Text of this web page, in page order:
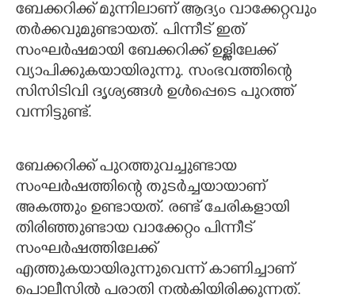
ബേക്കറിക്ക് മുന്നിലാണ് ആദ്യം വാക്കേറ്റവും
തര്‍ക്കവുമുണ്ടായത്. പിന്നീട് ഇത്
സംഘര്‍ഷമായി ബേക്കറിക്ക് ഉള്ളിലേക്ക്
വ്യാപിക്കുകയായിരുന്നു. സംഭവത്തിന്റെ
സിസിടിവി ദൃശ്യങ്ങള്‍ ഉള്‍പ്പെടെ പുറത്ത്
വന്നിട്ടുണ്ട്.
ബേക്കറിക്ക് പുറത്തുവച്ചുണ്ടായ
സംഘര്‍ഷത്തിന്റെ തുടര്‍ച്ചയായാണ്
അകത്തും ഉണ്ടായത്. രണ്ട് ചേരികളായി
തിരിഞ്ഞുണ്ടായ വാക്കേറ്റം പിന്നീട്
സംഘര്‍ഷത്തിലേക്ക്
എത്തുകയായിരുന്നുവെന്ന് കാണിച്ചാണ്
പൊലീസില്‍ പരാതി നല്‍കിയിരിക്കുന്നത്.